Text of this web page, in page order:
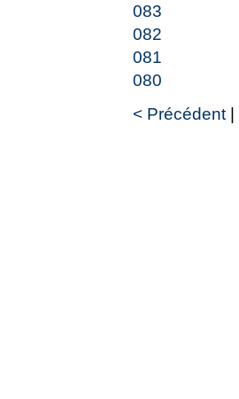
083
082
081
080
< Précédent |